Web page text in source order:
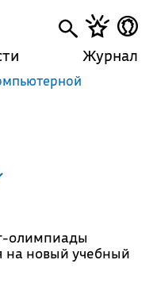
Журнал
олимпиады
на новый учебный